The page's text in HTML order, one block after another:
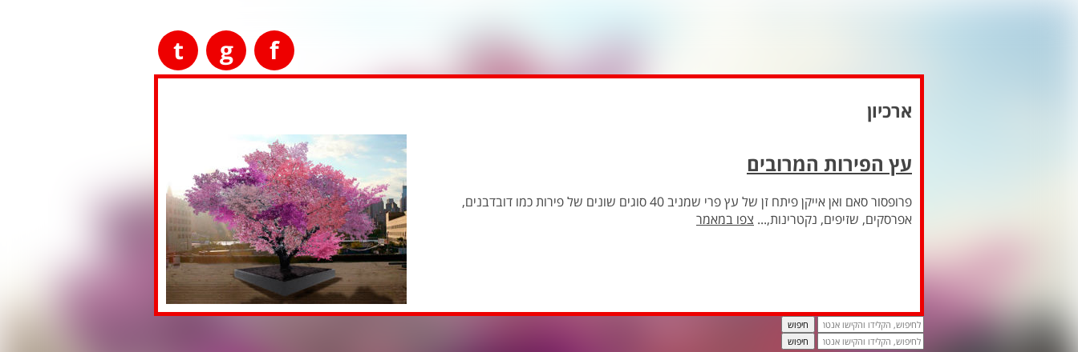
f
g
t
ארכיון
עץ הפירות המרובים
פרופסור סאם ואן אייקן פיתח זן של עץ פרי שמניב 40 סוגים שונים של פירות כמו דובדבנים,
אפרסקים, שזיפים, נקטרינות,... צפו במאמר
חיפוש
חיפוש